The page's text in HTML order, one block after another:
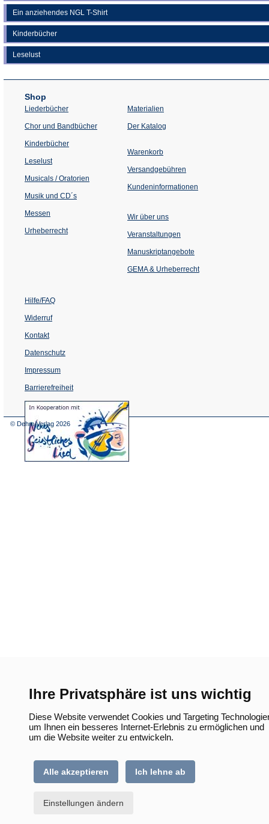
Ihre Privatsphäre ist uns wichtig
Diese Website verwendet Cookies und Targeting
um Ihnen ein besseres Internet-Erlebnis zu ermöglichen und
um die Website weiter zu entwickeln.
Alle akzeptieren Ich lehne ab
Einstellungen ändern
Ein anziehendes NGL T-Shirt
Kinderbücher
Leselust
Shop
Liederbücher
Chor und Bandbücher
Kinderbücher
Leselust
Musicals / Oratorien
Musik und CD´s
Messen
Urheberrecht
Materialien
Der Katalog
Warenkorb
Versandgebühren
Kundeninformationen
Wir über uns
Veranstaltungen
einem
Tab)
Manuskriptangebote
GEMA & Urheberrecht
Hilfe/FAQ
Widerruf
Kontakt
Datenschutz
Impressum
Barrierefreiheit
(Öffnet
in
© Dehm Verlag 2026